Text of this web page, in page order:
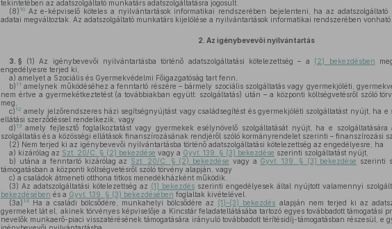
tekintetében az adatszolgáltató munkatárs adatszolgáltatásra jogosult.
(8) 10Az e-képviselő köteles a nyilvántartások informatikai rendszerében bejelenteni, ha az adatszolgáltató
adatai megváltoztak. Az adatszolgáltató munkatárs kijelölése a nyilvántartások informatikai rendszerében vonható
2. Az igénybevevői nyilvántartás
3. § (1) Az igénybevevői nyilvántartásba történő adatszolgáltatási kötelezettség – a (2) bekezdésben
engedélyesre terjed ki,
a) amelyet a Szociális és Gyermekvédelmi Főigazgatóság tart fenn,
b) 11 amelynek működéséhez a fenntartó részére – bármely szociális szolgáltatás vagy gyermekjóléti,
nem értve a gyermekétkeztetést (a továbbiakban együtt: szolgáltatás) után – a központi költségvetésről szóló
meg,
c) 12 amely jelzőrendszeres házi segítségnyújtást vagy családsegítést és gyermekjóléti szolgáltatást nyújt, ha e
ellátási szerződéssel rendelkezik, vagy
d) 13amely fejlesztő foglalkoztatást vagy gyermekek esélynövelő szolgáltatását nyújt, ha e szolgáltatására
szolgáltatás és a közösségi ellátások finanszírozásának rendjéről szóló kormányrendelet szerinti – finanszírozási
(2) Nem terjed ki az igénybevevői nyilvántartásba történő adatszolgáltatási kötelezettség az engedélyesre, ha
a) kizárólag az Szt. 20/C. § (2) bekezdése vagy a Gyvt. 139. § (3) bekezdése szerinti szolgáltatást nyújt,
b) utána a fenntartó kizárólag az Szt. 20/C. § (2) bekezdése vagy a Gyvt. 139. § (3) bekezdése szerinti
támogatásban a központi költségvetésről szóló törvény alapján, vagy
c) a családok átmeneti otthona titkos menedékházként működik.
(3) Az adatszolgáltatási kötelezettség az (1) bekezdésszerinti engedélyesek által nyújtott valamennyi
bekezdésében és a Gyvt. 139. § (3) bekezdésében foglaltak kivételével.
(3a) 14Ha a családi bölcsődére, munkahelyi bölcsődére az (1)–(3) bekezdés alapján nem terjed ki az
gyermeket lát el, akinek törvényes képviselője a Kincstár feladatellátásába tartozó egyes továbbadott támogatási
nevelők munkaerő-piaci visszatérésének támogatására irányuló továbbadott térítésidíj-támogatásban részesül, e